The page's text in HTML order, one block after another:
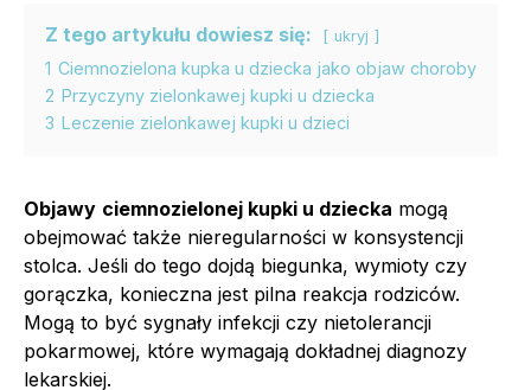
Z tego artykułu dowiesz się: ukryj
1 Ciemnozielona kupka u dziecka jako objaw choroby
2 Przyczyny zielonkawej kupki u dziecka
3 Leczenie zielonkawej kupki u dzieci
Objawy ciemnozielonej kupki u dziecka mogą
obejmować także nieregularności w konsystencji
stolca. Jeśli do tego dojdą biegunka, wymioty czy
gorączka, konieczna jest pilna reakcja rodziców.
Mogą to być sygnały infekcji czy nietolerancji
pokarmowej, które wymagają dokładnej diagnozy
lekarskiej.